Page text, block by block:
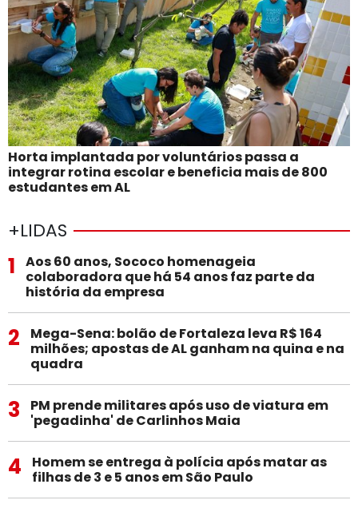
Horta implantada por voluntários passa a
integrar rotina escolar e beneficia mais de 800
estudantes em AL
+LIDAS
1
Aos 60 anos, Sococo homenageia
colaboradora que há 54 anos faz parte da
história da empresa
2
Mega-Sena: bolão de Fortaleza leva R$ 164
milhões; apostas de AL ganham na quina e na
quadra
3
PM prende militares após uso de viatura em
'pegadinha' de Carlinhos Maia
4
Homem se entrega à polícia após matar as
filhas de 3 e 5 anos em São Paulo